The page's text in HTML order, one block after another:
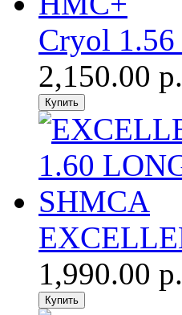
Cryol
2,150.00 р.
1,990.00 р.